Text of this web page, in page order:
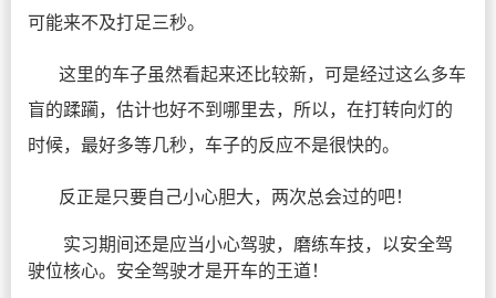
可能来不及打足三秒。
这里的车子虽然看起来还比较新，可是经过这么多车
盲的蹂躏，估计也好不到哪里去，所以，在打转向灯的
时候，最好多等几秒，车子的反应不是很快的。
反正是只要自己小心胆大，两次总会过的吧！
实习期间还是应当小心驾驶，磨练车技，以安全驾
驶位核心。安全驾驶才是开车的王道！